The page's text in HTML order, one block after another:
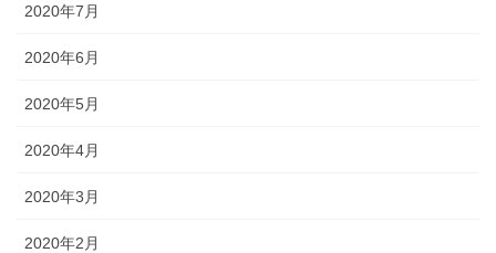
2020年7月
2020年6月
2020年5月
2020年4月
2020年3月
2020年2月